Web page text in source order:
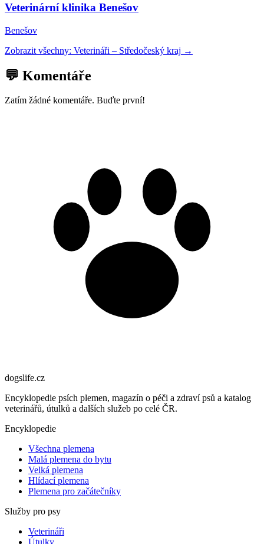
Veterinární klinika Benešov
Benešov
Zobrazit všechny: Veterináři – Středočeský kraj →
💬 Komentáře
Zatím žádné komentáře. Buďte první!
dogslife.cz
Encyklopedie psích plemen, magazín o péči a zdraví psů a katalog
veterinářů, útulků a dalších služeb po celé ČR.
Encyklopedie
Všechna plemena
Malá plemena do bytu
Velká plemena
Hlídací plemena
Plemena pro začátečníky
Služby pro psy
Veterináři